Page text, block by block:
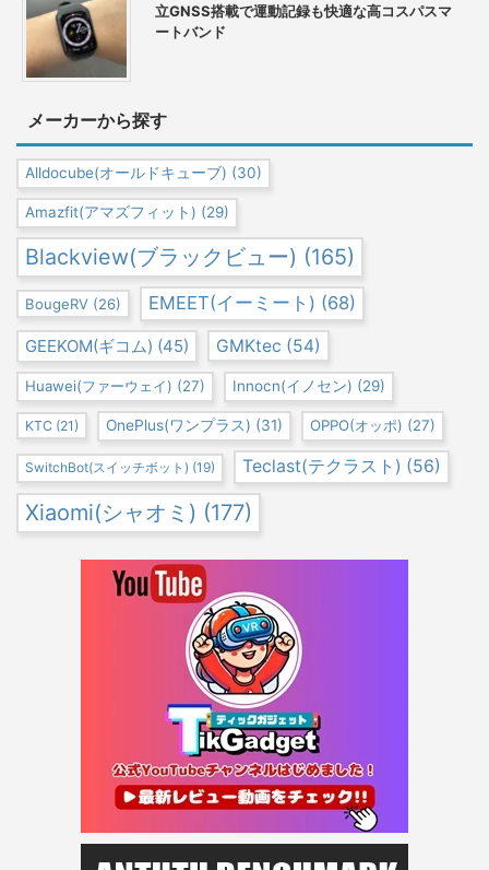
立GNSS搭載で運動記録も快適な高コスパスマ
ートバンド
メーカーから探す
Alldocube(オールドキューブ) (30)
Amazfit(アマズフィット) (29)
Blackview(ブラックビュー) (165)
BougeRV (26) EMEET(イーミート) (68)
GEEKOM(ギコム) (45) GMKtec (54)
Huawei(ファーウェイ) (27) Innocn(イノセン) (29)
KTC (21) OnePlus(ワンプラス) (31) OPPO(オッポ) (27)
SwitchBot(スイッチボット) (19) Teclast(テクラスト) (56)
Xiaomi(シャオミ) (177)